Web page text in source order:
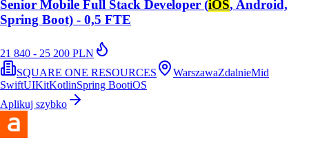
Senior Mobile Full Stack Developer (iOS, Android,
Spring Boot) - 0,5 FTE
21 840 - 25 200 PLN
SQUARE ONE RESOURCES
WarszawaZdalnieMid
SwiftUIKitKotlinSpring BootiOS
Aplikuj szybko